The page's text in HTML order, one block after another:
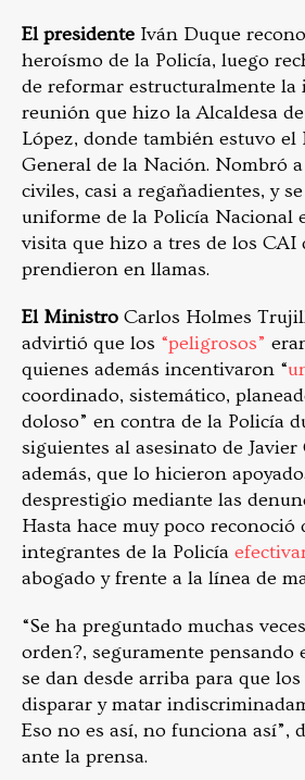
El presidente Iván Duque
heroísmo de la Policía, luego
de reformar estructuralmente
reunión que hizo la Alcaldesa
López, donde también estuvo el
General de la Nación. Nombró
civiles, casi a regañadientes, y
uniforme de la Policía Nacional
visita que hizo a tres de los CAI
prendieron en llamas.
El Ministro Carlos Holmes
advirtió que los “peligrosos”
quienes además incentivaron “
coordinado, sistemático,
doloso” en contra de la Policía
siguientes al asesinato de
además, que lo hicieron
desprestigio mediante las
Hasta hace muy poco reconoció
integrantes de la Policía
abogado y frente a la línea de
“Se ha preguntado muchas
orden?, seguramente pensando
se dan desde arriba para que
disparar y matar
Eso no es así, no funciona así”,
ante la prensa.